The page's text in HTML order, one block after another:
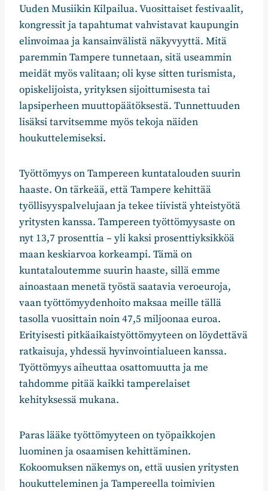
Uuden Musiikin Kilpailua. Vuosittaiset festivaalit,
kongressit ja tapahtumat vahvistavat kaupungin
elinvoimaa ja kansainvälistä näkyvyyttä. Mitä
paremmin Tampere tunnetaan, sitä useammin
meidät myös valitaan; oli kyse sitten turismista,
opiskelijoista, yrityksen sijoittumisesta tai
lapsiperheen muuttopäätöksestä. Tunnettuuden
lisäksi tarvitsemme myös tekoja näiden
houkuttelemiseksi.
Työttömyys on Tampereen kuntatalouden suurin
haaste. On tärkeää, että Tampere kehittää
työllisyyspalvelujaan ja tekee tiivistä yhteistyötä
yritysten kanssa. Tampereen työttömyysaste on
nyt 13,7 prosenttia – yli kaksi prosenttiyksikköä
maan keskiarvoa korkeampi. Tämä on
kuntataloutemme suurin haaste, sillä emme
ainoastaan menetä työstä saatavia veroeuroja,
vaan työttömyydenhoito maksaa meille tällä
tasolla vuosittain noin 47,5 miljoonaa euroa.
Erityisesti pitkäaikaistyöttömyyteen on löydettävä
ratkaisuja, yhdessä hyvinvointialueen kanssa.
Työttömyys aiheuttaa osattomuutta ja me
tahdomme pitää kaikki tamperelaiset
kehityksessä mukana.
Paras lääke työttömyyteen on työpaikkojen
luominen ja osaamisen kehittäminen.
Kokoomuksen näkemys on, että uusien yritysten
houkutteleminen ja Tampereella toimivien